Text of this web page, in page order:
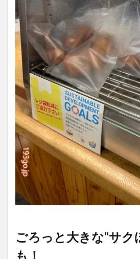
ごろっと大きな“サク
も！